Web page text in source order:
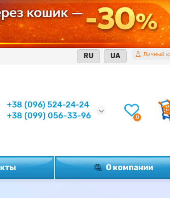
RU UA Личный
+38 (096) 524-24-24
+38 (099) 056-33-96
0
О компании